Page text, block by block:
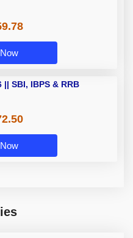
Rs 5,059.78
Enroll Now
Kit 2026 || SBI, IBPS &
Rs 1,972.50
Enroll Now